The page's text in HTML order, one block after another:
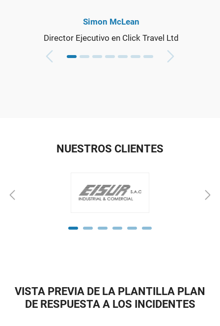
Simon McLean
Director Ejecutivo en Click Travel Ltd
NUESTROS CLIENTES
VISTA PREVIA DE LA PLANTILLA PLAN
DE RESPUESTA A LOS INCIDENTES